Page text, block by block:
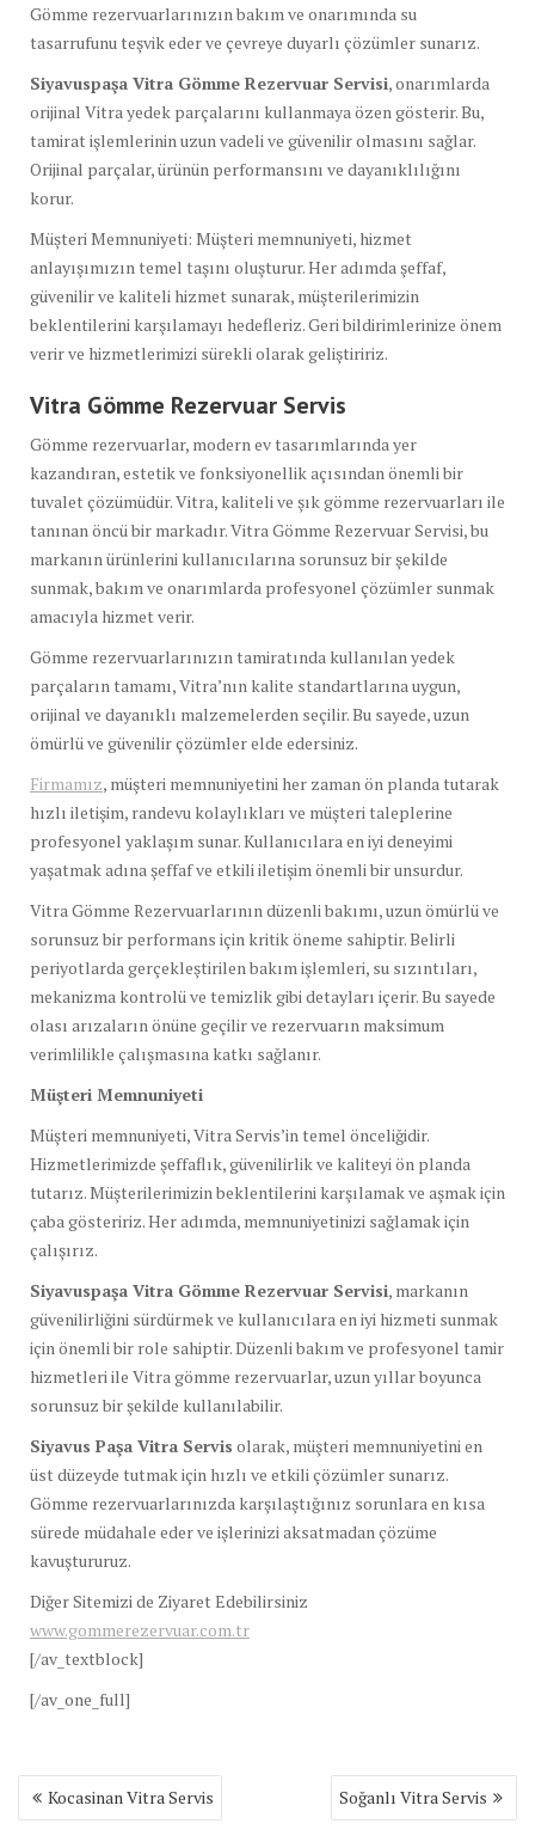
Gömme rezervuarlarınızın bakım ve onarımında su
tasarrufunu teşvik eder ve çevreye duyarlı çözümler sunarız.
Siyavuspaşa Vitra Gömme Rezervuar Servisi, onarımlarda
orijinal Vitra yedek parçalarını kullanmaya özen gösterir. Bu,
tamirat işlemlerinin uzun vadeli ve güvenilir olmasını sağlar.
Orijinal parçalar, ürünün performansını ve dayanıklılığını
korur.
Müşteri Memnuniyeti: Müşteri memnuniyeti, hizmet
anlayışımızın temel taşını oluşturur. Her adımda şeffaf,
güvenilir ve kaliteli hizmet sunarak, müşterilerimizin
beklentilerini karşılamayı hedefleriz. Geri bildirimlerinize önem
verir ve hizmetlerimizi sürekli olarak geliştiririz.
Vitra Gömme Rezervuar Servis
Gömme rezervuarlar, modern ev tasarımlarında yer
kazandıran, estetik ve fonksiyonellik açısından önemli bir
tuvalet çözümüdür. Vitra, kaliteli ve şık gömme rezervuarları ile
tanınan öncü bir markadır. Vitra Gömme Rezervuar Servisi, bu
markanın ürünlerini kullanıcılarına sorunsuz bir şekilde
sunmak, bakım ve onarımlarda profesyonel çözümler sunmak
amacıyla hizmet verir.
Gömme rezervuarlarınızın tamiratında kullanılan yedek
parçaların tamamı, Vitra’nın kalite standartlarına uygun,
orijinal ve dayanıklı malzemelerden seçilir. Bu sayede, uzun
ömürlü ve güvenilir çözümler elde edersiniz.
Firmamız, müşteri memnuniyetini her zaman ön planda tutarak
hızlı iletişim, randevu kolaylıkları ve müşteri taleplerine
profesyonel yaklaşım sunar. Kullanıcılara en iyi deneyimi
yaşatmak adına şeffaf ve etkili iletişim önemli bir unsurdur.
Vitra Gömme Rezervuarlarının düzenli bakımı, uzun ömürlü ve
sorunsuz bir performans için kritik öneme sahiptir. Belirli
periyotlarda gerçekleştirilen bakım işlemleri, su sızıntıları,
mekanizma kontrolü ve temizlik gibi detayları içerir. Bu sayede
olası arızaların önüne geçilir ve rezervuarın maksimum
verimlilikle çalışmasına katkı sağlanır.
Müşteri Memnuniyeti
Müşteri memnuniyeti, Vitra Servis’in temel önceliğidir.
Hizmetlerimizde şeffaflık, güvenilirlik ve kaliteyi ön planda
tutarız. Müşterilerimizin beklentilerini karşılamak ve aşmak için
çaba gösteririz. Her adımda, memnuniyetinizi sağlamak için
çalışırız.
Siyavuspaşa Vitra Gömme Rezervuar Servisi, markanın
güvenilirliğini sürdürmek ve kullanıcılara en iyi hizmeti sunmak
için önemli bir role sahiptir. Düzenli bakım ve profesyonel tamir
hizmetleri ile Vitra gömme rezervuarlar, uzun yıllar boyunca
sorunsuz bir şekilde kullanılabilir.
Siyavus Paşa Vitra Servis olarak, müşteri memnuniyetini en
üst düzeyde tutmak için hızlı ve etkili çözümler sunarız.
Gömme rezervuarlarınızda karşılaştığınız sorunlara en kısa
sürede müdahale eder ve işlerinizi aksatmadan çözüme
kavuştururuz.
Diğer Sitemizi de Ziyaret Edebilirsiniz
www.gommerezervuar.com.tr
[/av_textblock]
[/av_one_full]
Yazı
gezinmesi
Kocasinan Vitra Servis Soğanlı Vitra Servis